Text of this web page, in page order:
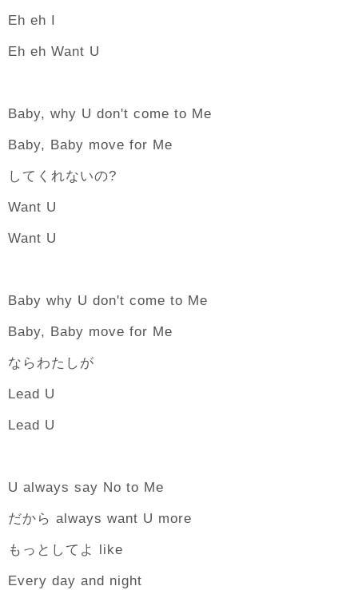
Eh eh I
Eh eh Want U
Baby, why U don't come to Me
Baby, Baby move for Me
してくれないの?
Want U
Want U
Baby why U don't come to Me
Baby, Baby move for Me
ならわたしが
Lead U
Lead U
U always say No to Me
だから always want U more
もっとしてよ like
Every day and night